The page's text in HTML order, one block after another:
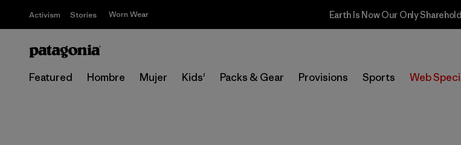
Activism Stories Worn Wear Sale — Up to 40% Off Past-Season
Featured Hombre Mujer Kids' Packs & Gear Provisions Sports Web